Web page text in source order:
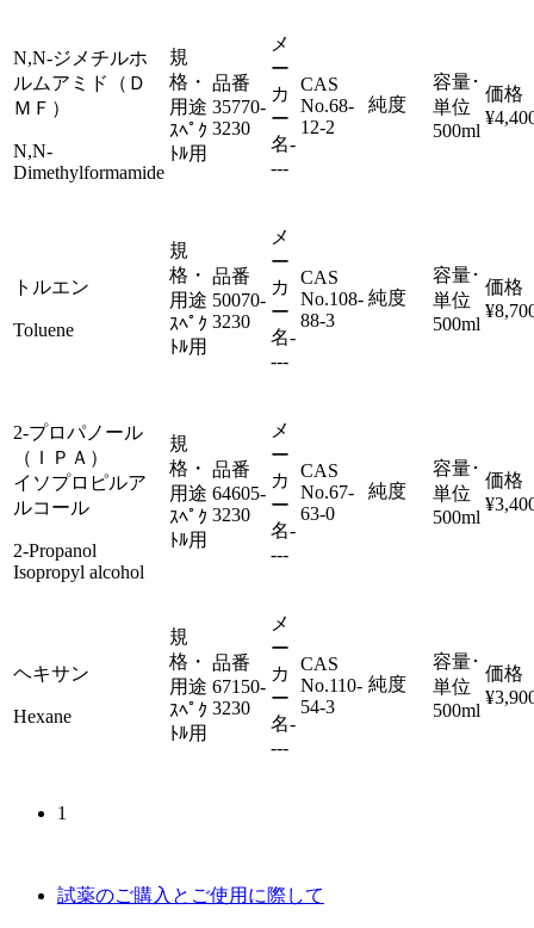
N,N-ジメチルホ
ルムアミド（Ｄ
ＭＦ）
N,N-
Dimethylformamide
規
格・
用途
ｽﾍﾟｸ
ﾄﾙ用
品番
35770-
3230
メ
ー
カ
ー
名-
---
CAS
No.68-
12-2
純度
容量･
単位
500ml
価格
トルエン
Toluene
規
格・
用途
ｽﾍﾟｸ
ﾄﾙ用
品番
50070-
3230
メ
ー
カ
ー
名-
---
CAS
No.108-
88-3
純度
容量･
単位
500ml
価格
2-プロパノール
（ＩＰＡ）
イソプロピルア
ルコール
2-Propanol
Isopropyl alcohol
規
格・
用途
ｽﾍﾟｸ
ﾄﾙ用
品番
64605-
3230
メ
ー
カ
ー
名-
---
CAS
No.67-
63-0
純度
容量･
単位
500ml
価格
ヘキサン
Hexane
規
格・
用途
ｽﾍﾟｸ
ﾄﾙ用
品番
67150-
3230
メ
ー
カ
ー
名-
---
CAS
No.110-
54-3
純度
容量･
単位
500ml
価格
1
試薬のご購入とご使用に際して